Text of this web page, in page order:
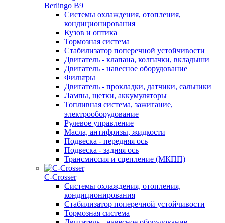
Berlingo B9
Системы охлаждения, отопления,
кондиционирования
Кузов и оптика
Тормозная система
Стабилизатор поперечной устойчивости
Двигатель - клапана, колпачки, вкладыши
Двигатель - навесное оборудование
Фильтры
Двигатель - прокладки, датчики, сальники
Лампы, щетки, аккумуляторы
Топливная система, зажигание,
электрооборудование
Рулевое управление
Масла, антифризы, жидкости
Подвеска - передняя ось
Подвеска - задняя ось
Трансмиссия и сцепление (МКПП)
С-Сrosser
Системы охлаждения, отопления,
кондиционирования
Стабилизатор поперечной устойчивости
Тормозная система